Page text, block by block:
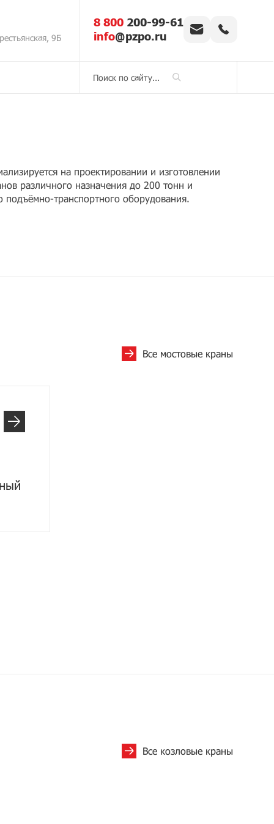
9Б
8 800 200-99-61
info@pzpo.ru
на проектировании и изготовлении
различного назначения до 200 тонн и
подъёмно-транспортного оборудования.
Все мостовые краны
Все козловые краны